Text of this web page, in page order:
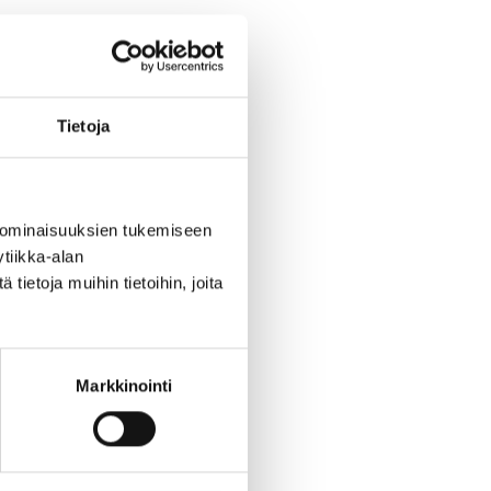
Tietoja
tukemiseen
alan
tietoja muihin tietoihin, joita
Markkinointi